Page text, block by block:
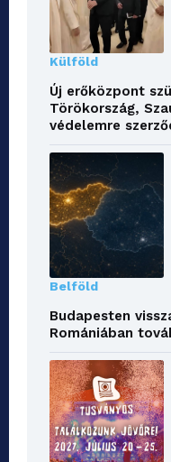
Külföld
Új erőközpont
Törökország,
védelemre
Belföld
Budapesten
Romániában